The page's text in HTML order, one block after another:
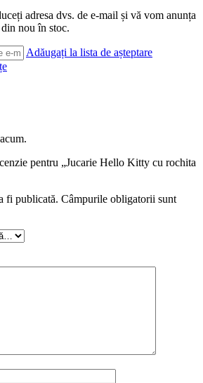
adresa dvs. de e-mail și vă vom anunța
nou în stoc.
Adăugați la lista de așteptare
pentru „Jucarie Hello Kitty cu rochita
fi publicată. Câmpurile obligatorii sunt